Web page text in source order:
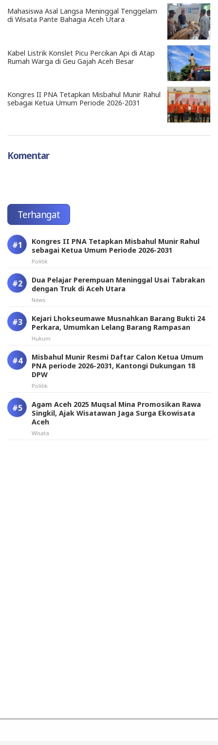
Mahasiswa Asal Langsa Meninggal Tenggelam
di Wisata Pante Bahagia Aceh Utara
Kabel Listrik Konslet Picu Percikan Api di Atap
Rumah Warga di Geu Gajah Aceh Besar
Kongres II PNA Tetapkan Misbahul Munir Rahul
sebagai Ketua Umum Periode 2026-2031
Komentar
Terhangat
Kongres II PNA Tetapkan Misbahul Munir Rahul
sebagai Ketua Umum Periode 2026-2031
Politik
Dua Pelajar Perempuan Meninggal Usai Tabrakan
dengan Truk di Aceh Utara
News
Kejari Lhokseumawe Musnahkan Barang Bukti 24
Perkara, Umumkan Lelang Barang Rampasan
Hukum
Misbahul Munir Resmi Daftar Calon Ketua Umum
PNA periode 2026-2031, Kantongi Dukungan 18
DPW
Politik
Agam Aceh 2025 Muqsal Mina Promosikan Rawa
Singkil, Ajak Wisatawan Jaga Surga Ekowisata
Aceh
Wisata